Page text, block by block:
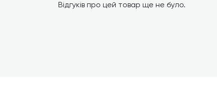
Відгуків про цей товар ще не було.